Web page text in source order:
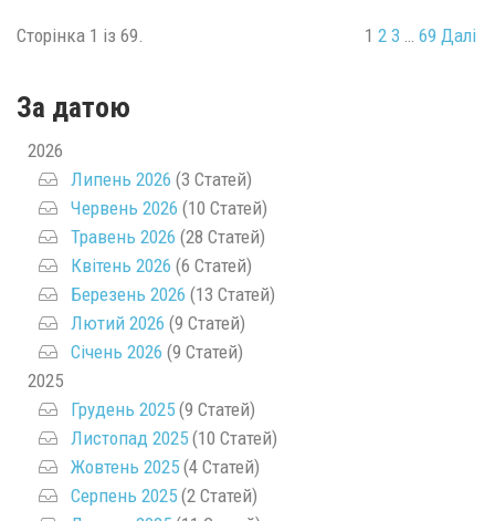
Сторінка 1 із 69. 1 2 3 … 69 Далі
За датою
2026
Липень 2026 (3 Статей)
Червень 2026 (10 Статей)
Травень 2026 (28 Статей)
Квітень 2026 (6 Статей)
Березень 2026 (13 Статей)
Лютий 2026 (9 Статей)
Січень 2026 (9 Статей)
2025
Грудень 2025 (9 Статей)
Листопад 2025 (10 Статей)
Жовтень 2025 (4 Статей)
Серпень 2025 (2 Статей)